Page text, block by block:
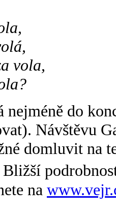
vola,
do
Návštěvu
domluvit na
Bližší
na